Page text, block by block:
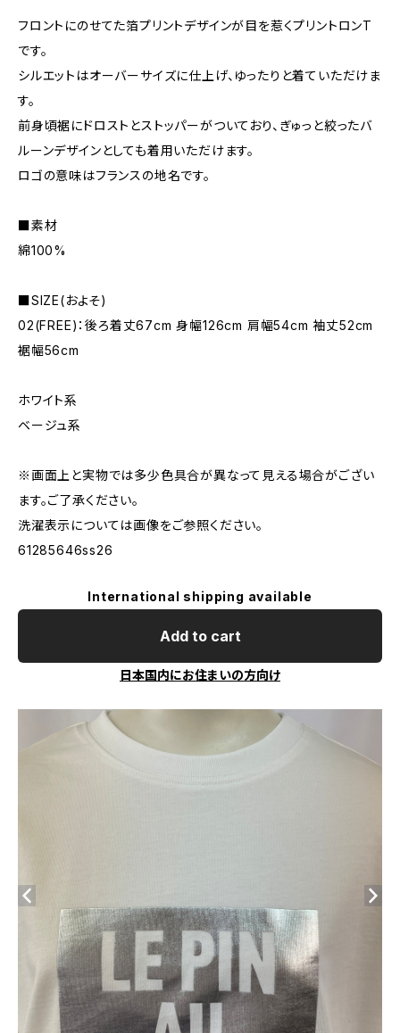
フロントにのせてた箔プリントデザインが目を惹くプリントロンT
です。
シルエットはオーバーサイズに仕上げ、ゆったりと着ていただけま
す。
前身頃裾にドロストとストッパーがついており、ぎゅっと絞ったバ
ルーンデザインとしても着用いただけます。
ロゴの意味はフランスの地名です。
■素材
綿100%
■SIZE(およそ)
02(FREE)：後ろ着丈67cm 身幅126cm 肩幅54cm 袖丈52cm
裾幅56cm
ホワイト系
ベージュ系
※画面上と実物では多少色具合が異なって見える場合がござい
ます。ご了承ください。
洗濯表示については画像をご参照ください。
61285646ss26
International shipping available
Add to cart
日本国内にお住まいの方向け